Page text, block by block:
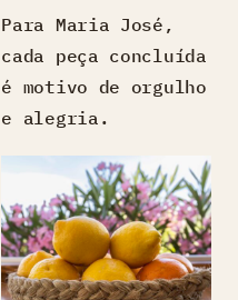
Para Maria José,
cada peça concluída
é motivo de orgulho
e alegria.